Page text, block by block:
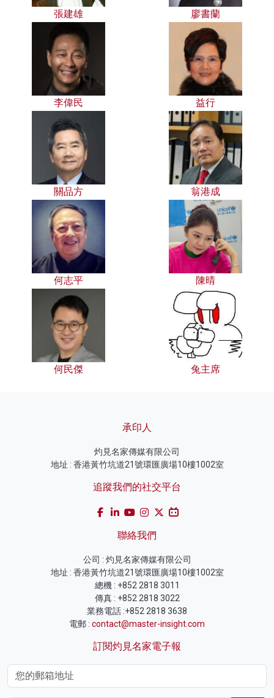
張建雄 廖書蘭
李偉民 益行
關品方 翁港成
何志平 陳晴
何民傑 兔主席
承印人
灼見名家傳媒有限公司
地址 : 香港黃竹坑道21號環匯廣場10樓1002室
追蹤我們的社交平台
聯絡我們
公司 : 灼見名家傳媒有限公司
地址 : 香港黃竹坑道21號環匯廣場10樓1002室
總機 : +852 2818 3011
傳真 : +852 2818 3022
業務電話 :+852 2818 3638
電郵 : contact@master-insight.com
訂閱灼見名家電子報